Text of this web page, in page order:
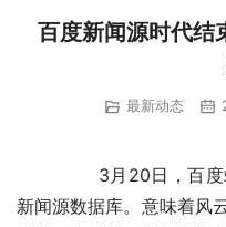
百度新闻源时代结
最新动态
新闻源数据库。意味着风